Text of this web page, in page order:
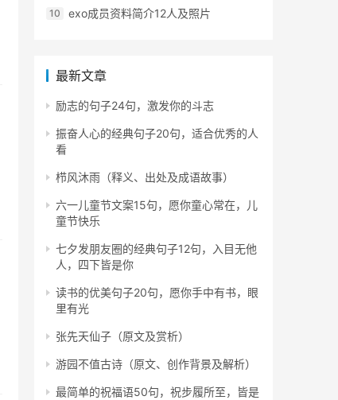
exo成员资料简介12人及照片
最新文章
励志的句子24句，激发你的斗志
振奋人心的经典句子20句，适合优秀的人
看
栉风沐雨（释义、出处及成语故事）
六一儿童节文案15句，愿你童心常在，儿
童节快乐
七夕发朋友圈的经典句子12句，入目无他
人，四下皆是你
读书的优美句子20句，愿你手中有书，眼
里有光
张先天仙子（原文及赏析）
游园不值古诗（原文、创作背景及解析）
最简单的祝福语50句，祝步履所至，皆是